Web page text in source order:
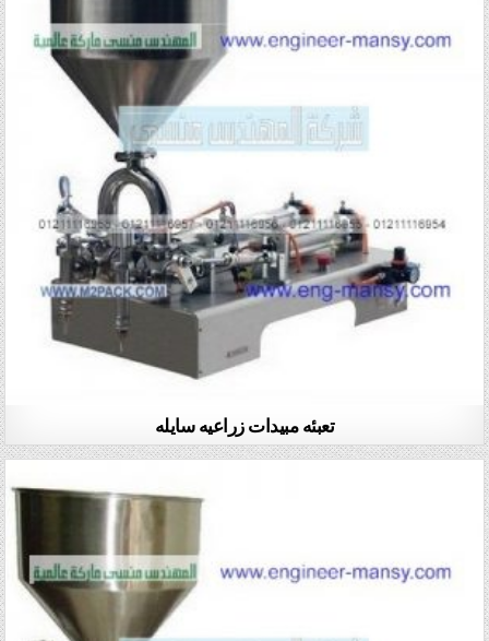
تعبئه مبيدات زراعيه سايله